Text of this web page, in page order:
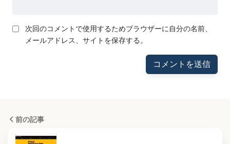
次回のコメントで使用するためブラウザーに自分の名前、
メールアドレス、サイトを保存する。
前の記事